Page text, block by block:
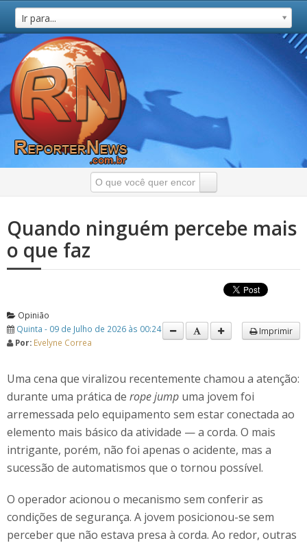
Ir para...
Quando ninguém percebe mais
o que faz
Opinião
Quinta - 09 de Julho de 2026 às 00:24
Por: Evelyne Correa
Imprimir
Uma cena que viralizou recentemente chamou a atenção:
durante uma prática de rope jump uma jovem foi
arremessada pelo equipamento sem estar conectada ao
elemento mais básico da atividade — a corda. O mais
intrigante, porém, não foi apenas o acidente, mas a
sucessão de automatismos que o tornou possível.
O operador acionou o mecanismo sem conferir as
condições de segurança. A jovem posicionou-se sem
perceber que não estava presa à corda. Ao redor, outras